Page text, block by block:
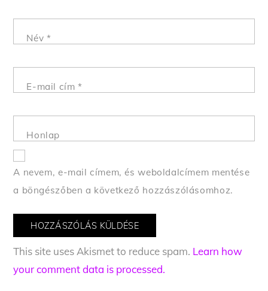
Név *
E-mail cím*
Honlap
A nevem, e-mail címem, és weboldalcímem mentése
a böngészőben a következő hozzászólásomhoz.
This site uses Akismet to reduce spam. Learn how
your comment data is processed.